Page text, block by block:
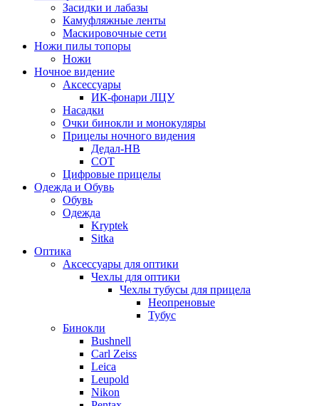
Засидки и лабазы
Камуфляжные ленты
Маскировочные сети
Ножи пилы топоры
Ножи
Ночное видение
Аксессуары
ИК-фонари ЛЦУ
Насадки
Очки бинокли и монокуляры
Прицелы ночного видения
Дедал-НВ
СОТ
Цифровые прицелы
Одежда и Обувь
Обувь
Одежда
Kryptek
Sitka
Оптика
Аксессуары для оптики
Чехлы для оптики
Чехлы тубусы для прицела
Неопреновые
Тубус
Бинокли
Bushnell
Carl Zeiss
Leica
Leupold
Nikon